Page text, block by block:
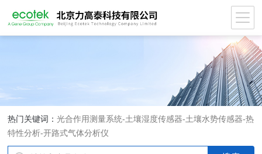
热门关键词：光合作用测量系统-土壤湿度传感器-土壤水势传感器-热
特性分析-开路式气体分析仪